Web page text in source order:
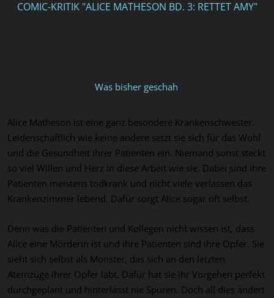
COMIC-KRITIK "ALICE MATHESON BD. 3: RETTET AMY"
Was bisher geschah
Alice Matheson ist eine ganz besondere Krankenschwester.
Leidenschaftlich wie keine andere setzt sie sich für das Wohl
und die Gesundheit ihrer Patienten ein. Niemand sonst steckt
so viel Willen und Herz in diese Arbeit wie sie. Dabei sind ihre
Patienten meistens todkrank und nicht viele verlassen das
Krankenzimmer lebend. Dafür sorgt Alice sogar oft selbst.
Denn was die Patienten und Kollegen nicht wissen ist, dass
Alice eine Mörderin ist und ihre Patienten sind ihre Opfer. Sie
sieht sich selbst als Monster, das sich an den letzten
Atemzüge ihrer Opfer labt. Dafür hat sie ihr Vorgehen perfekt
durchgeplant und hinterlässt nie Spuren. Doch all dies ändert